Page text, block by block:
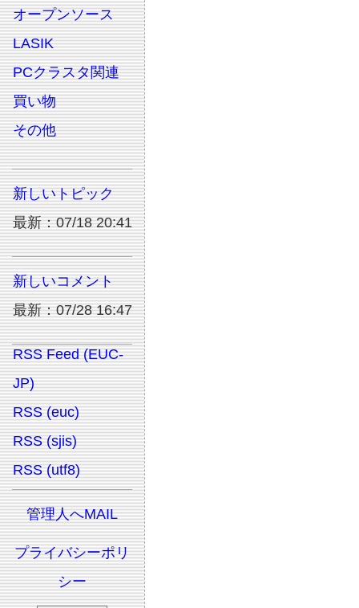
オープンソース
LASIK
PCクラスタ関連
買い物
その他
新しいトピック
最新：07/18 20:41
新しいコメント
最新：07/28 16:47
RSS Feed (EUC-
JP)
RSS (euc)
RSS (sjis)
RSS (utf8)
管理人へMAIL
プライバシーポリ
シー